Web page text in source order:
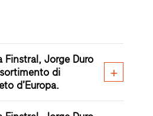
Finstral, Jorge Duro
di
d’Europa.